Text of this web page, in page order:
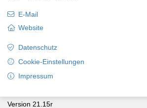
E-Mail
Website
Datenschutz
Cookie-Einstellungen
Impressum
Version 21.15r